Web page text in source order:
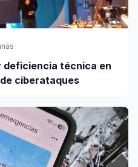
deficiencia técnica en
ciberataques